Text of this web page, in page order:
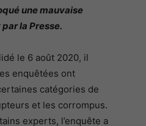
une mauvaise
la Presse.
le 6 août 2020, il
enquêtées ont
catégories de
et les corrompus.
experts, l’enquête a